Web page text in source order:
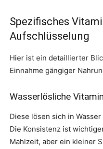
Spezifisches
Aufschlüsselung
Hier ist ein detaillierter
Einnahme gängiger
Wasserlösliche
Diese lösen sich in
Die Konsistenz ist
Mahlzeit, aber ein kleiner